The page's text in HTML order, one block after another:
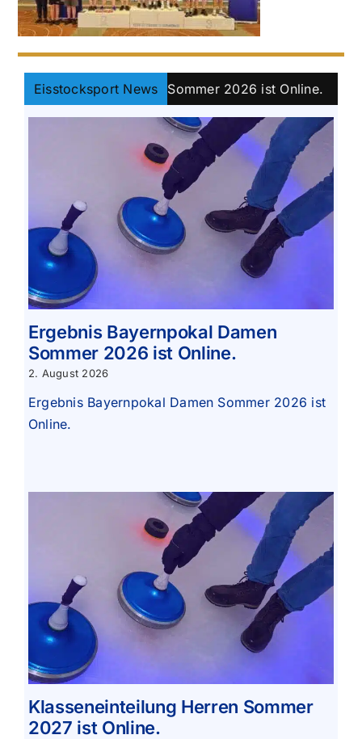
Eisstocksport News
Damen Sommer 2026 ist Online. ||
Ergebnis Bayernpokal Damen
Sommer 2026 ist Online.
2. August 2026
Ergebnis Bayernpokal Damen Sommer 2026 ist
Online.
Klasseneinteilung Herren Sommer
2027 ist Online.